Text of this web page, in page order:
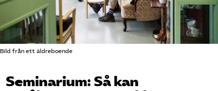
Om oss
Kontakt
Bild från ett äldreboende
Seminarium: Så kan